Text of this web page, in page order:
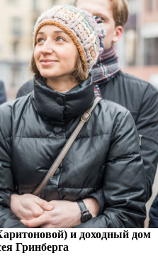
и доходный дом
Гринберга